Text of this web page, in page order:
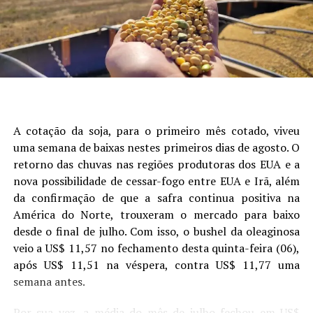
Laura Toledo (Comunicação Sistema Famasul)
Site: Aprosoja/MS
que mais explicou a variabilidade da produtividade,
seguido de data de semeadura, fósforo, potássio e
presença de camada compactada (Figura 1).
Figura 1. Análise de árvore de regressão mostrando os
A cotação da soja, para o primeiro mês cotado, viveu
uma semana de baixas nestes primeiros dias de agosto. O
retorno das chuvas nas regiões produtoras dos EUA e a
nova possibilidade de cessar-fogo entre EUA e Irã, além
da confirmação de que a safra continua positiva na
América do Norte, trouxeram o mercado para baixo
desde o final de julho. Com isso, o bushel da oleaginosa
veio a US$ 11,57 no fechamento desta quinta-feira (06),
após US$ 11,51 na véspera, contra US$ 11,77 uma
semana antes.